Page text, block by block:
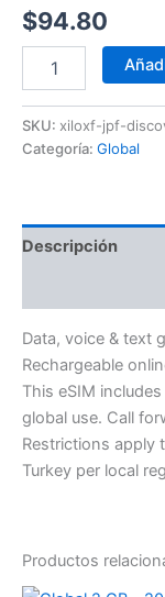
$94.80
Mins
-
Días
cantidad
SKU: xiloxf-jpf-
Categoría: Global
Descripción
Data, voice & text
Rechargeable
This eSIM
global use. Call
Restrictions apply
Turkey per local
Productos